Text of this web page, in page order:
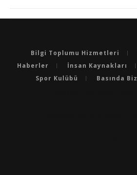
Bilgi Toplumu Hizmetleri
Haberler
İnsan Kaynakları
Spor Kulübü
Basında Biz